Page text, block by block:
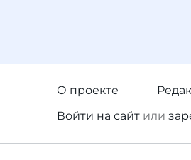
О проекте
Войти на сайт или